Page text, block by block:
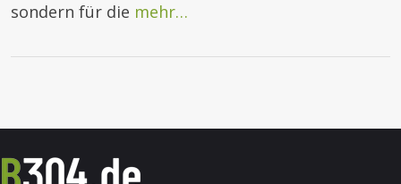
sondern für die mehr…